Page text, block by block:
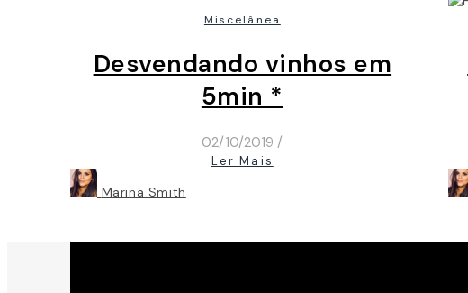
Miscelânea
Desvendando vinhos em
5min *
02/10/2019 /
Ler Mais
Marina Smith